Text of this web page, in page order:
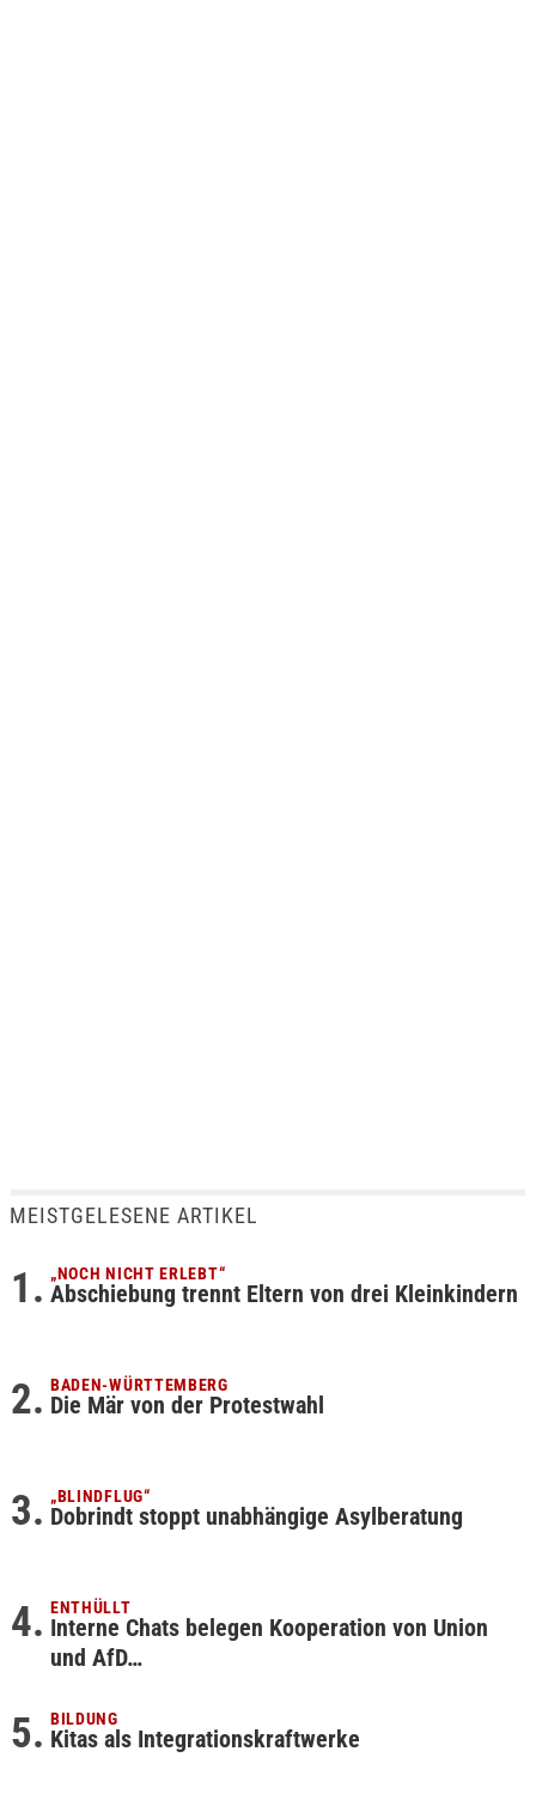
MEISTGELESENE ARTIKEL
„NOCH NICHT ERLEBT“
Abschiebung trennt Eltern von drei Kleinkindern
BADEN-WÜRTTEMBERG
Die Mär von der Protestwahl
„BLINDFLUG“
Dobrindt stoppt unabhängige Asylberatung
ENTHÜLLT
Interne Chats belegen Kooperation von Union
und AfD…
BILDUNG
Kitas als Integrationskraftwerke